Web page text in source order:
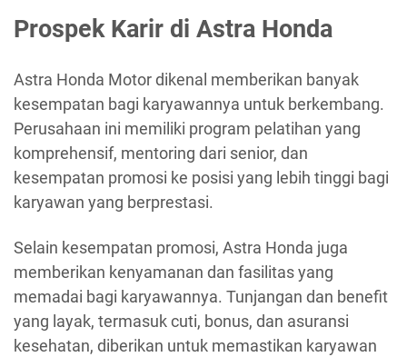
Prospek Karir di Astra Honda
Astra Honda Motor dikenal memberikan banyak
kesempatan bagi karyawannya untuk berkembang.
Perusahaan ini memiliki program pelatihan yang
komprehensif, mentoring dari senior, dan
kesempatan promosi ke posisi yang lebih tinggi bagi
karyawan yang berprestasi.
Selain kesempatan promosi, Astra Honda juga
memberikan kenyamanan dan fasilitas yang
memadai bagi karyawannya. Tunjangan dan benefit
yang layak, termasuk cuti, bonus, dan asuransi
kesehatan, diberikan untuk memastikan karyawan